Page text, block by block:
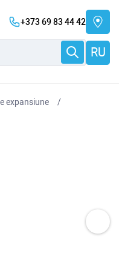
+373 69 83 44 42
RU
expansiune